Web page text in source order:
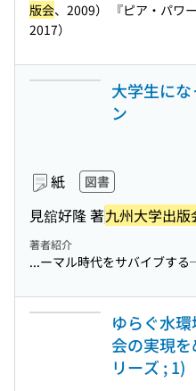
版会、2009） 『ピア・パワ
2017）
大学生に
ン
紙 図書
見舘好隆 著九州大学出版
著者紹介
...ーマル時代をサバイブす
ゆらぐ水
会の実現
リーズ ; 1)